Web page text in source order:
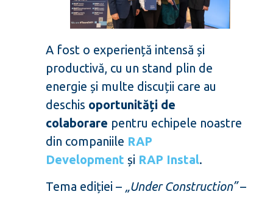
A fost o experiență intensă și
productivă, cu un stand plin de
energie și multe discuții care au
deschis oportunități de
colaborare pentru echipele noastre
din companiile RAP
Development și RAP Instal.
Tema ediției – „Under Construction”–